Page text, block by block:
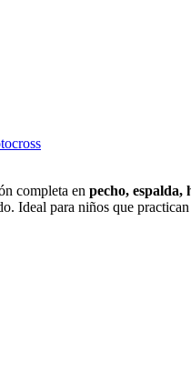
completa en pecho, espalda,
Ideal para niños que practican